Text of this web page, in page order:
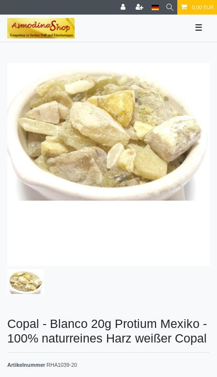
0,00 EUR
☰
Copal - Blanco 20g Protium Mexiko -
100% naturreines Harz weißer Copal
Artikelnummer RHA1039-20